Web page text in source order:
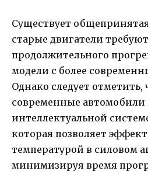
Существует
старые двигатели
продолжительного
модели с более
Однако следует отметить,
современные
интеллектуальной
которая позволяет
температурой в силовом
минимизируя время